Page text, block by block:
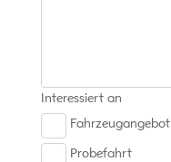
Interessiert an
Fahrzeugangebot
Probefahrt